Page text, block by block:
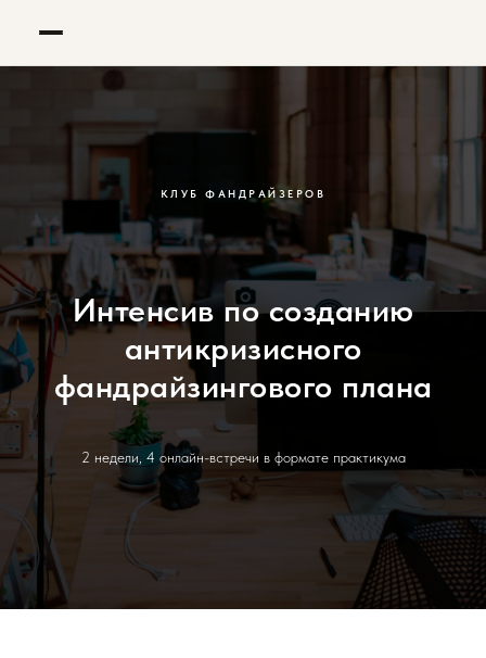
Оставить заявку
ИМЯ
ЭЛЕКТРОННАЯ ПОЧТА
СООБЩЕНИЕ
Нажимая кнопку, вы соглашаетесь с
политикой обработки
персональных данных
Отправить →
КЛУБ ФАНДРАЙЗЕРОВ
Интенсив по созданию
антикризисного
фандрайзингового плана
2 недели, 4 онлайн-встречи в формате практикума